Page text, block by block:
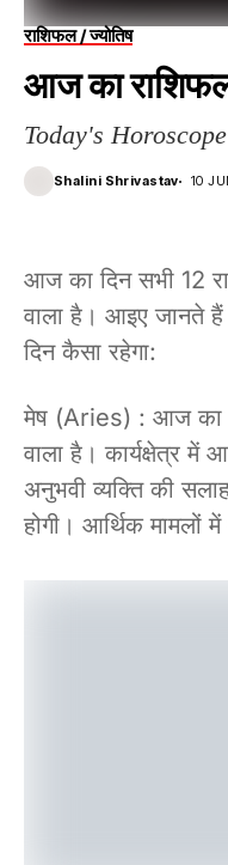
राशिफल / ज्योतिष
आज का
Today's Horoscope
Shalini Shrivastav 10
आज का दिन सभी 12
वाला है। आइए जानते
दिन कैसा रहेगा:
मेष (Aries) : आज का
वाला है। कार्यक्षेत्र में
अनुभवी व्यक्ति की
होगी। आर्थिक मामलों